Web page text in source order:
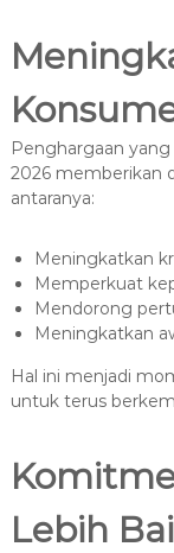
Penghargaan
2026 memberikan
antaranya:
Meningkatkan
Memperkuat
Mendorong
Meningkatkan
Hal ini menjadi
untuk terus
Lebih